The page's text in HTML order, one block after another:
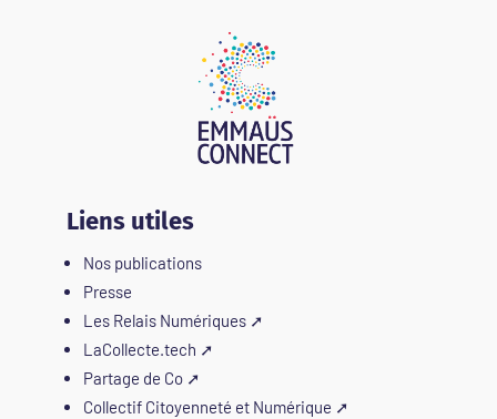
Liens utiles
Nos publications
Presse
Les Relais Numériques➚
LaCollecte.tech ➚
Partage de Co➚
Collectif Citoyenneté et Numérique ➚